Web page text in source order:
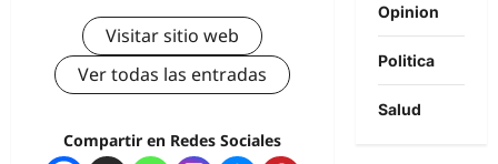
Visitar sitio web
Ver todas las entradas
Compartir en Redes Sociales
Opinion
Politica
Salud